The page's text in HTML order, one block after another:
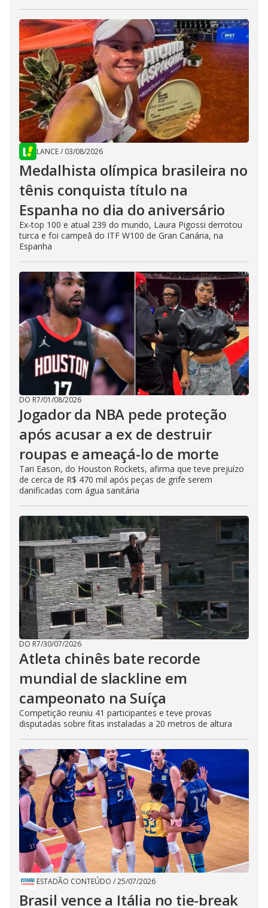
LANCE/ 03/08/2026
Medalhista olímpica brasileira no
tênis conquista título na
Espanha no dia do aniversário
Ex-top 100 e atual 239 do mundo, Laura Pigossi derrotou
turca e foi campeã do ITF W100 de Gran Canária, na
Espanha
DO R7/01/08/2026
Jogador da NBA pede proteção
após acusar a ex de destruir
roupas e ameaçá-lo de morte
Tari Eason, do Houston Rockets, afirma que teve prejuízo
de cerca de R$ 470 mil após peças de grife serem
danificadas com água sanitária
DO R7/30/07/2026
Atleta chinês bate recorde
mundial de slackline em
campeonato na Suíça
Competição reuniu 41 participantes e teve provas
disputadas sobre fitas instaladas a 20 metros de altura
ESTADÃO CONTEÚDO /25/07/2026
Brasil vence a Itália no tie-break